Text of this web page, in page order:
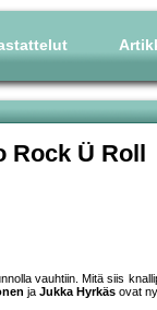
Rock Ü Roll
vauhtiin. Mitä siis
ja Jukka Hyrkäs ovat